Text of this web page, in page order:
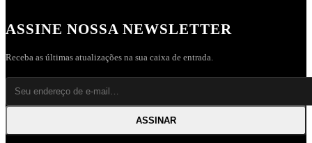
ASSINE NOSSA NEWSLETTER
Receba as últimas atualizações na sua caixa de entrada.
ASSINAR